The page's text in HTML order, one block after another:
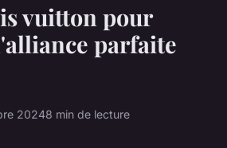
vuitton pour
parfaite
20248 min de lecture